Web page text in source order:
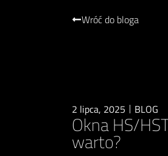
Wróć do bloga
2 lipca, 2025 BLOG
Okna HS/
warto?